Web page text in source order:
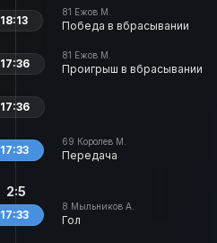
81 Ежов М.
Победа в вбрасывании
18:13
81 Ежов М.
Проигрыш в вбрасывании
17:36
17:36
69 Королев М.
Передача
17:33
8 Мыльников А.
Гол
2:5
17:33